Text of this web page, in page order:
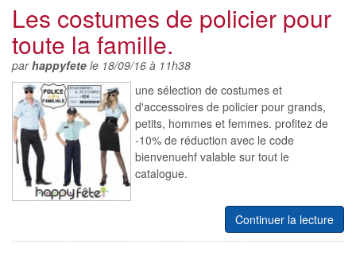
Les costumes de policier pour
toute la famille.
parhappyfete le 18/09/16 à 11h38
une sélection de costumes et
d'accessoires de policier pour grands,
petits, hommes et femmes. profitez de
-10% de réduction avec le code
bienvenuehf valable sur tout le
catalogue.
Continuer la lecture